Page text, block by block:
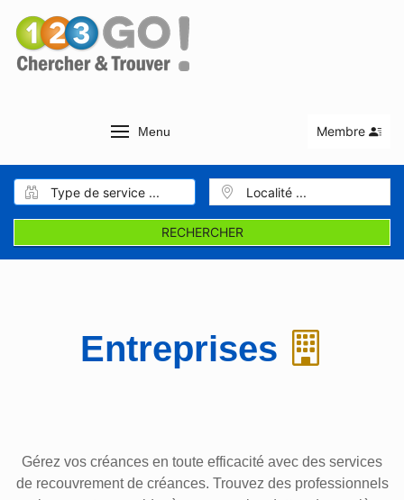
Menu Membre
RECHERCHER
Entreprises
Gérez vos créances en toute efficacité avec des services
de recouvrement de créances. Trouvez des professionnels